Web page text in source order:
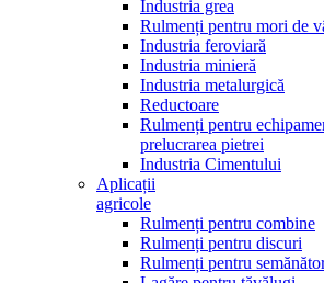
Industria grea
Rulmenți pentru mori de
Industria feroviară
Industria minieră
Industria metalurgică
Reductoare
Rulmenți pentru
prelucrarea pietrei
Industria Cimentului
Aplicații
agricole
Rulmenți pentru combine
Rulmenți pentru discuri
Rulmenți pentru